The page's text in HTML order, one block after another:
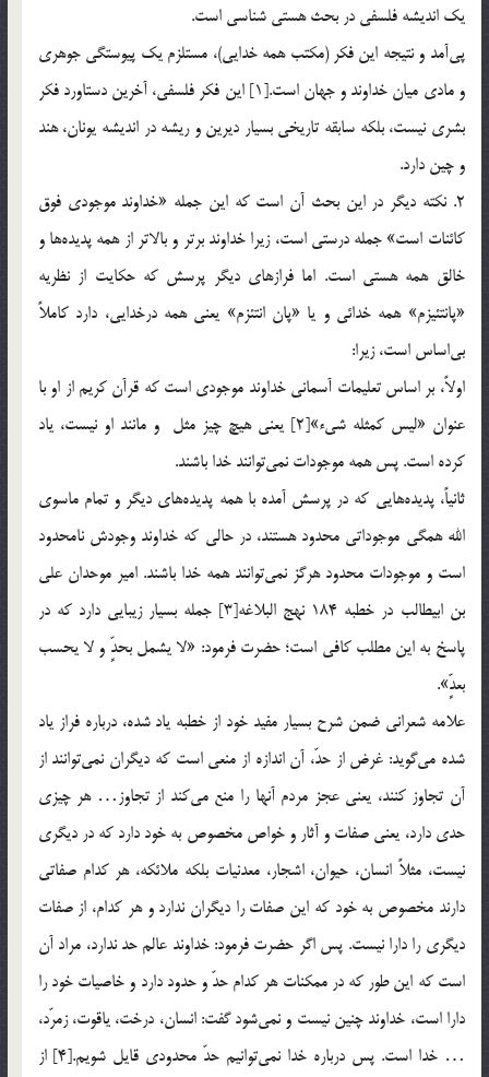
يك انديشه فلسفي در بحث هستي شناسي است.
پي‌آمد و نتيجه اين فكر (مكتب همه خدايي)، مستلزم يك پيوستگي جوهري
و مادي ميان خداوند و جهان است.[1] اين فكر فلسفي، آخرين دستاورد فكر
بشري نيست، بلكه سابقه تاريخي بسيار ديرين و ريشه در انديشه يونان،‌ هند
و چين دارد.
2. نكته ديگر در اين بحث آن است كه اين جمله «خداوند موجودي فوق
كائنات است» جمله درستي است، زيرا خداوند برتر و بالاتر از همه پديده‌ها و
خالق همه هستي است. اما فرازهاي ديگر پرسش كه حكايت از نظريه
«پانتئيزم» همه خدائي و يا «پان انتئزم» يعني همه درخدايي، دارد كاملاً
بي‌اساس است، زيرا:
اولاً، بر اساس تعليمات آسماني خداوند موجودي است كه قرآن كريم از او با
عنوان «ليس كمثله شيء»[2] يعني هيچ چيز مثل و مانند او نيست، ياد
كرده است. پس همه موجودات نمي‌توانند خدا باشند.
ثانياً، پديده‌هايي كه در پرسش آمده با همه پديده‌هاي ديگر و تمام ماسوي
الله همگي موجوداتي محدود هستند، در حالي كه خداوند وجودش نامحدود
است و موجودات محدود هرگز نمي‌توانند همه خدا باشند. امير موحدان علي
بن ابيطالب در خطبه 184 نهج البلاغه[3] جمله بسيار زيبايي دارد كه در
پاسخ به اين مطلب كافی است؛ حضرت فرمود: «لا يشمل بحدٍّ و لا يحسب
بعدٍّ».
علامه شعراني ضمن شرح بسيار مفيد خود از خطبه ياد شده، درباره فراز ياد
شده مي‌گويد: غرض از حدّ، آن اندازه از منعي است كه ديگران نمي‌توانند از
آن تجاوز كنند، يعني عجز مردم آنها را منع مي‌كند از تجاوز… هر چيزي
حدي دارد، يعني صفات و آثار و خواص مخصوص به خود دارد كه در ديگري
نيست، مثلاً انسان، حيوان، اشجار، معدنيات بلكه ملائكه، هر كدام صفاتي
دارند مخصوص به خود كه اين صفات را ديگران ندارد و هر كدام، از صفات
ديگري را دارا نيست. پس اگر حضرت فرمود: خداوند عالم حد ندارد، مراد آن
است كه اين طور كه در ممكنات هر كدام حدّ و حدود دارد و خاصيات خود را
دارا است، خداوند چنين نيست و نمي‌شود گفت: انسان، درخت، ياقوت، زمرّد،
… خدا است. پس درباره خدا نمي‌توانيم حدّ محدودي قايل شويم.[4] از